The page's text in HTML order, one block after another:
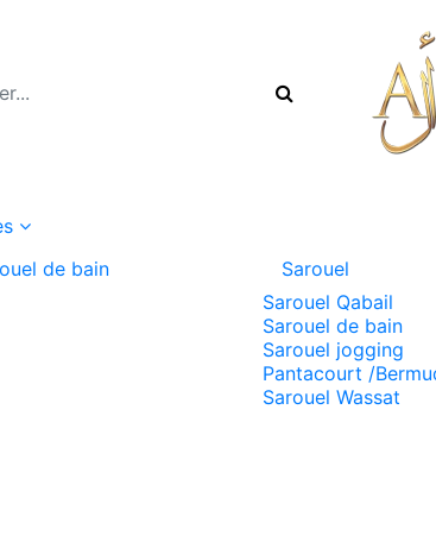
de bain
Sarouel
Sarouel Qabail
Sarouel de bain
Sarouel jogging
Pantacourt /
Sarouel Wassat